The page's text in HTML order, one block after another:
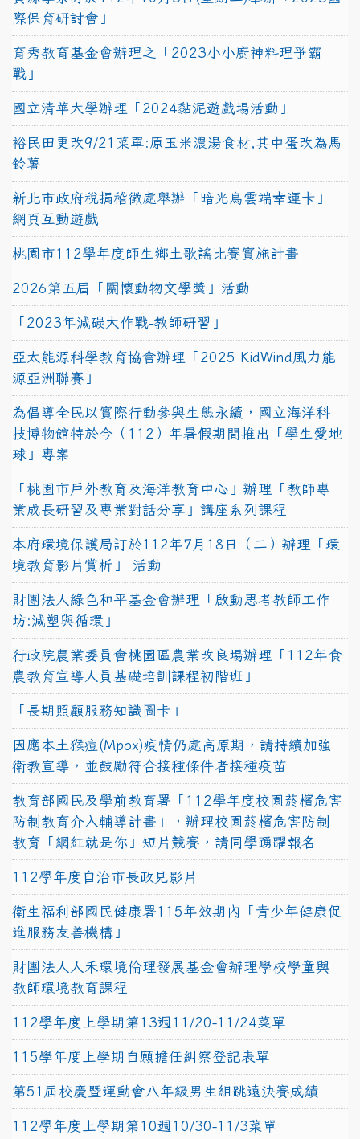
際保育研討會」
育秀教育基金會辦理之「2023小小廚神料理爭霸
戰」
國立清華大學辦理「2024黏泥遊戲場活動」
裕民田更改9/21菜單:原玉米濃湯食材,其中蛋改為馬
鈴薯
新北市政府稅捐稽徵處舉辦「暗光鳥雲端幸運卡」
網頁互動遊戲
桃園市112學年度師生鄉土歌謠比賽實施計畫
2026第五屆「關懷動物文學獎」活動
「2023年減碳大作戰-教師研習」
亞太能源科學教育協會辦理「2025 KidWind風力能
源亞洲聯賽」
為倡導全民以實際行動參與生態永續，國立海洋科
技博物館特於今（112）年暑假期間推出「學生愛地
球」專案
「桃園市戶外教育及海洋教育中心」辦理「教師專
業成長研習及專業對話分享」講座系列課程
本府環境保護局訂於112年7月18日（二）辦理「環
境教育影片賞析」 活動
財團法人綠色和平基金會辦理「啟動思考教師工作
坊:減塑與循環」
行政院農業委員會桃園區農業改良場辦理「112年食
農教育宣導人員基礎培訓課程初階班」
「長期照顧服務知識圖卡」
因應本土猴痘(Mpox)疫情仍處高原期，請持續加強
衛教宣導，並鼓勵符合接種條件者接種疫苗
教育部國民及學前教育署「112學年度校園菸檳危害
防制教育介入輔導計畫」，辦理校園菸檳危害防制
教育「網紅就是你」短片競賽，請同學踴躍報名
112學年度自治市長政見影片
衛生福利部國民健康署115年效期內「青少年健康促
進服務友善機構」
財團法人人禾環境倫理發展基金會辦理學校學童與
教師環境教育課程
112學年度上學期第13週11/20-11/24菜單
115學年度上學期自願擔任糾察登記表單
第51屆校慶暨運動會八年級男生組跳遠決賽成績
112學年度上學期第10週10/30-11/3菜單